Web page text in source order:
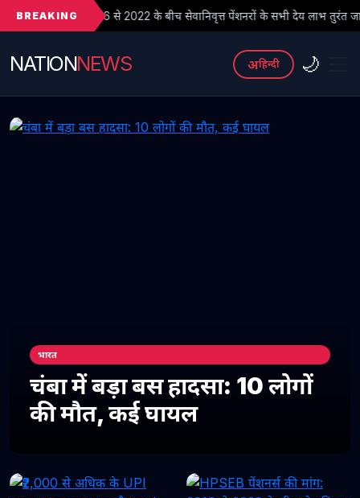
BREAKING
से 2022 के बीच सेवानिवृत्त पेंशनरों के सभी देय लाभ तुरंत जारी किए जाएं
NATIONNEWS अहिन्दी 🌙
भारत
चंबा में बड़ा बस हादसा: 10 लोगों
की मौत, कई घायल